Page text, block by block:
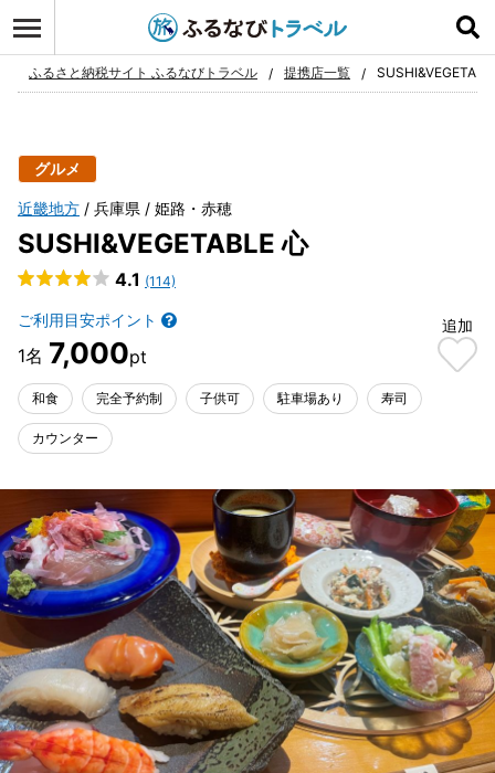
お気に入り
ふるさと納税サイト ふるなびトラベル 提携店一覧
グルメ
近畿地方 兵庫県 姫路・赤穂
SUSHI&VEGETABLE 心
4.1 (114)
ご利用目安ポイント
7,000
追加
和食 完全予約制 子供可 駐車場あり 寿司
カウンター